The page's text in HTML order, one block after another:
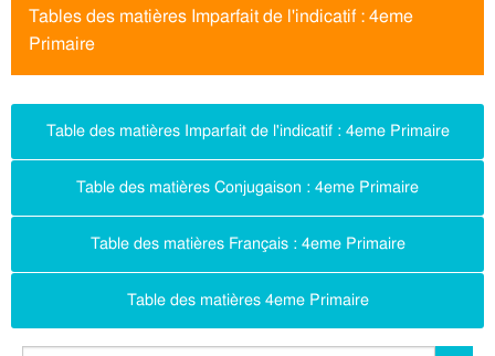
Tables des matières Imparfait de l'indicatif : 4eme
Primaire
Table des matières Imparfait de l'indicatif : 4eme Primaire
Table des matières Conjugaison : 4eme Primaire
Table des matières Français : 4eme Primaire
Table des matières 4eme Primaire